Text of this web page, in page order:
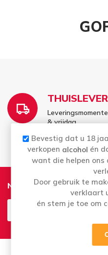
& vrijdag
Nieuwsbrief
Bevestig dat u 18
verkopen alcohol én
want die helpen
Door gebruik te
verklaart
én stem je toe om